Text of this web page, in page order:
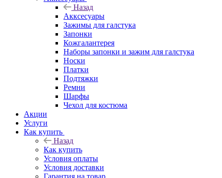
Назад
Акксесуары
Зажимы для галстука
Запонки
Кожгалантерея
Наборы запонки и зажим для галстука
Носки
Платки
Подтяжки
Ремни
Шарфы
Чехол для костюма
Акции
Услуги
Как купить
Назад
Как купить
Условия оплаты
Условия доставки
Гарантия на товар